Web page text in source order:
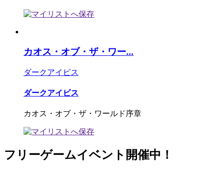
カオス・オブ・ザ・ワー...
ダークアイビス
ダークアイビス
カオス・オブ・ザ・ワールド序章
フリーゲームイベント開催中！